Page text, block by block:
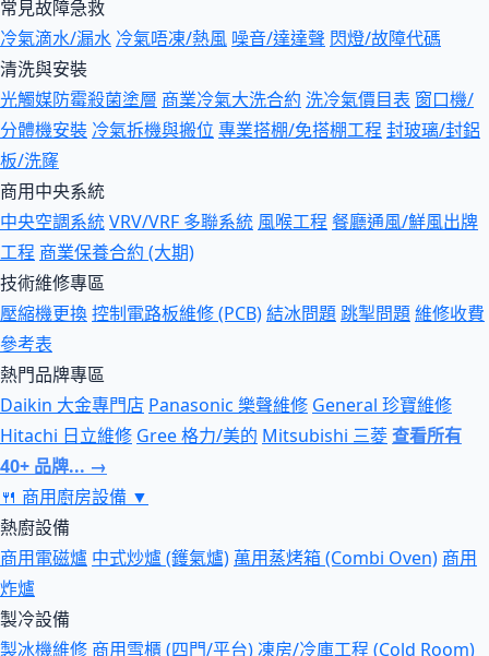
常見故障急救
冷氣滴水/漏水 冷氣唔凍/熱風 噪音/達達聲 閃燈/故障代碼
清洗與安裝
光觸媒防霉殺菌塗層 商業冷氣大洗合約 洗冷氣價目表 窗口機/
分體機安裝 冷氣拆機與搬位 專業搭棚/免搭棚工程 封玻璃/封鋁
板/洗窿
商用中央系統
中央空調系統VRV/VRF 多聯系統 風喉工程 餐廳通風/鮮風出牌
工程 商業保養合約 (大期)
技術維修專區
壓縮機更換控制電路板維修 (PCB)結冰問題跳掣問題維修收費
參考表
熱門品牌專區
Daikin 大金專門店 Panasonic 樂聲維修 General 珍寶維修
Hitachi 日立維修 Gree 格力/美的 Mitsubishi 三菱查看所有
40+ 品牌... →
🍴 商用廚房設備 ▼
熱廚設備
商用電磁爐 中式炒爐 (鑊氣爐) 萬用蒸烤箱 (Combi Oven) 商用
炸爐
製冷設備
製冰機維修 商用雪櫃 (四門/平台)凍房/冷庫工程 (Cold Room)